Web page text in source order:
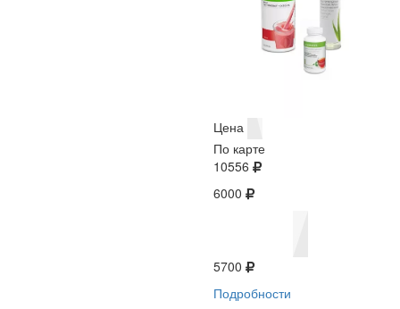
Цена
По карте
10556
6000
5700
Подробности